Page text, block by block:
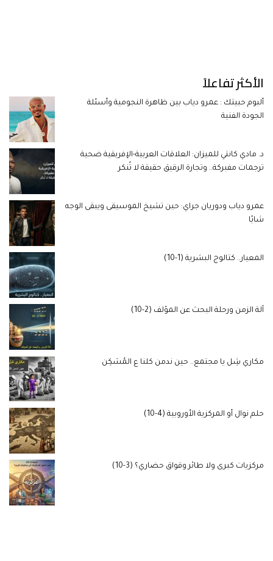
الأكثر تفاعلاً
ألبوم حبيتك : عمرو دياب بين ظاهرة النجومية وأسئلة
الجودة الفنية
د. مادي كانتي للميزان: العلاقات العربية-الإفريقية ضحية
ترجمات مفبركة.. وتجارة الرقيق حقيقة لا تُنكر
عمرو دياب ودوريان جراي: حين تشيخ الموسيقى ويبقى الوجه
شابًا
المعيار.. كتالوج البشرية (1-10)
آلة الزمن ورحلة البحث عن المؤلف (2-10)
مكاري شِل يا مجتمع.. حين ندمن كلنا ع المُسَكِن
حلم نوال أو المركزية الأوروبية (4-10)
مركزيات كبرى ولا طائر وقواق حضاري؟ (3-10)